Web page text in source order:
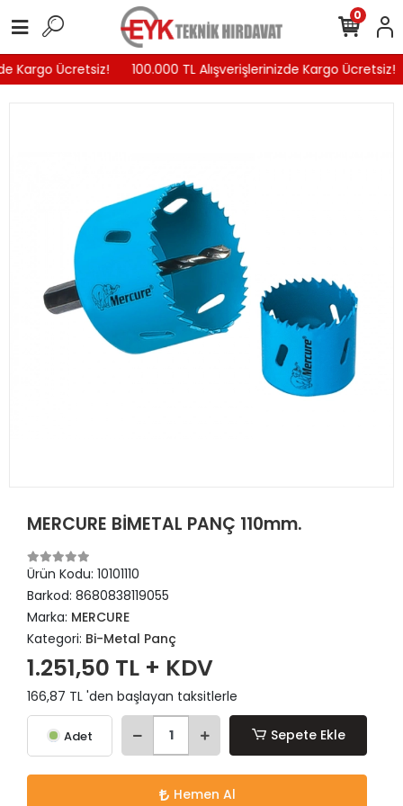
Kargo Ücretsiz! 100.000 TL Alışverişlerinizde Kargo Ücretsiz!
0
MERCURE BİMETAL PANÇ 110mm.
Ürün Kodu: 10101110
Barkod: 8680838119055
Marka: MERCURE
Kategori: Bi-Metal Panç
1.251,50 TL + KDV
166,87 TL 'den başlayan taksitlerle
Adet Sepete Ekle
Hemen Al